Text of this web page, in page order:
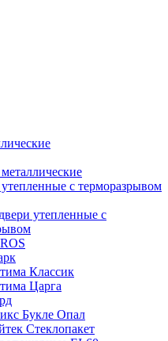
с терморазрывом
утепленные с
Классик
Царга
Букле Опал
Стеклопакет